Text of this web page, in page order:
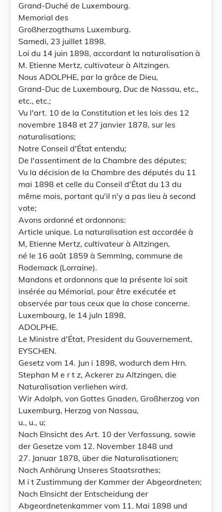
Grand-Duché de Luxembourg.
Memorial des
Großherzogthums Luxemburg.
Samedi, 23 juillet 1898.
Loi du 14 juin 1898, accordant la naturalisation à
M. Etienne Mertz, cultivateur à Altzingen.
Nous ADOLPHE, par la grâce de Dieu,
Grand-Duc de Luxembourg, Duc de Nassau, etc.,
etc., etc.;
Vu l'art. 10 de la Constitution et les lois des 12
novembre 1848 et 27 janvier 1878, sur les
naturalisations;
Notre Conseil d'État entendu;
De l'assentiment de la Chambre des députes;
Vu la décision de la Chambre des députés du 11
mai 1898 et celle du Conseil d'État du 13 du
même mois, portant qu'il n'y a pas lieu à second
vote;
Avons ordonné et ordonnons:
Article unique. La naturalisation est accordée à
M, Etienne Mertz, cultivateur à Altzingen,
né le 16 août 1859 à SemmIng, commune de
Rodemack (Lorraine).
Mandons et ordonnons que la présente loi soit
insérée au Mémorial, pour être exécutée et
observée par tous ceux que la chose concerne.
Luxembourg, le 14 juIn 1898.
ADOLPHE.
Le Ministre d'État, President du Gouvernement,
EYSCHEN.
Gesetz vom 14. Jun i 1898, wodurch dem Hrn.
Stephan M e r t z, Ackerer zu Altzingen, die
Naturalisation verliehen wird.
Wir Adolph, von Gottes Gnaden, Großherzog von
Luxemburg, Herzog von Nassau,
u., u., u;
Nach EInsicht des Art. 10 der Verfassung, sowie
der Gesetze vom 12. November 1848 und
27. Januar 1878, über die Naturalisationen;
Nach Anhörung Unseres Staatsrathes;
M i t Zustimmung der Kammer der Abgeordneten;
Nach EInsicht der Entscheidung der
Abgeordnetenkammer vom 11. Mai 1898 und